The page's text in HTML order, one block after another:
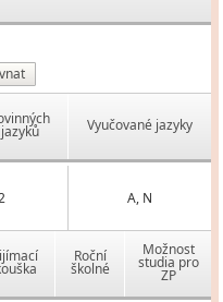
Vyučované jazyky
A, N
Roční
školné
Možnost
studia pro
ZP